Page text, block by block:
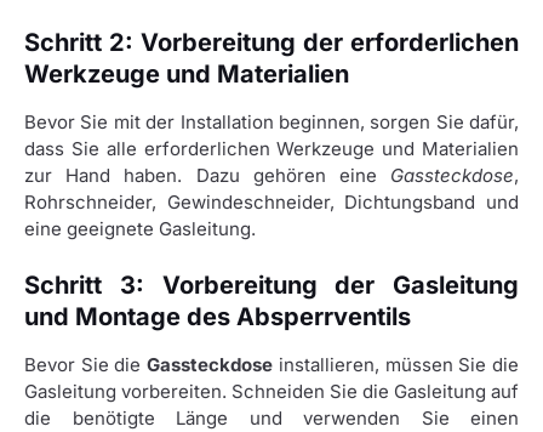
Schritt 2: Vorbereitung der erforderlichen
Werkzeuge und Materialien
Bevor Sie mit der Installation beginnen, sorgen Sie dafür,
dass Sie alle erforderlichen Werkzeuge und Materialien
zur Hand haben. Dazu gehören eine Gassteckdose,
Rohrschneider, Gewindeschneider, Dichtungsband und
eine geeignete Gasleitung.
Schritt 3: Vorbereitung der Gasleitung
und Montage des Absperrventils
Bevor Sie dieGassteckdose installieren, müssen Sie die
Gasleitung vorbereiten. Schneiden Sie die Gasleitung auf
die benötigte Länge und verwenden Sie einen